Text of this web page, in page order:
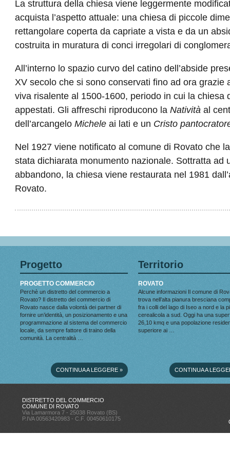
La struttura della chiesa viene leggermente
acquista l’aspetto attuale: una chiesa di piccole
rettangolare coperta da capriate a vista e da un
costruita in muratura di conci irregolari di
All’interno lo spazio curvo del catino dell’abside
XV secolo che si sono conservati fino ad ora grazie
viva risalente al 1500-1600, periodo in cui la chiesa
appestati. Gli affreschi riproducono la Natività al
dell’arcangelo Michele ai lati e un Cristo
Nel 1927 viene notificato al comune di Rovato che
stata dichiarata monumento nazionale. Sottratta ad
abbandono, la chiesa viene restaurata nel 1981
Rovato.
Progetto
PROGETTO COMMERCIO
Perchè un distretto del commercio a
Rovato? Il distretto del commercio di
Rovato nasce dalla volontà dei partner di
fornire un’identità, un posizionamento e una
programmazione al sistema del commercio
locale, da sempre fattore di traino della
comunità. La centralità …
CONTINUA A LEGGERE »
Territorio
ROVATO
Alcune informazioni Il comune di
trova nell’alta pianura bresciana
fra i colli del lago di Iseo a nord e la
cerealicola a sud. Oggi ha una
26,10 kmq e una popolazione
superiore ai …
CONTINUA A
DISTRETTO DEL COMMERCIO
COMUNE DI ROVATO
Via Lamarmora 7 - 25038 Rovato (BS)
P.IVA 00563420983 - C.F. 00450610175